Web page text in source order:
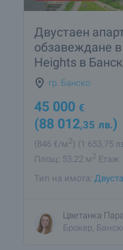
Двустаен
обзавеждане
Heights в
гр. Банско
45 000 €
(88 012,35 лв.)
(846 €/м 2) (1 653 ,75
Площ: 53.22 м 2 Етаж:
Тип на имота:
Цветанка
Брокер,